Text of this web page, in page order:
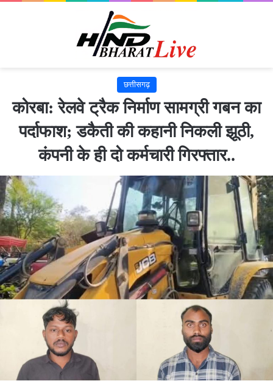
छत्तीसगढ़
कोरबा: रेलवे ट्रैक निर्माण सामग्री गबन का
पर्दाफाश; डकैती की कहानी निकली झूठी,
कंपनी के ही दो कर्मचारी गिरफ्तार..